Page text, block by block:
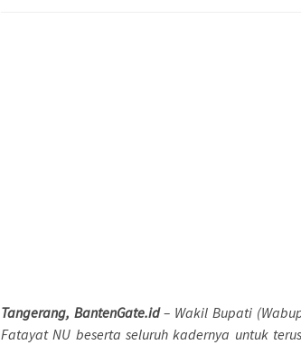
Tangerang, BantenGate.id– Wakil Bupati
Fatayat NU beserta seluruh kadernya untuk